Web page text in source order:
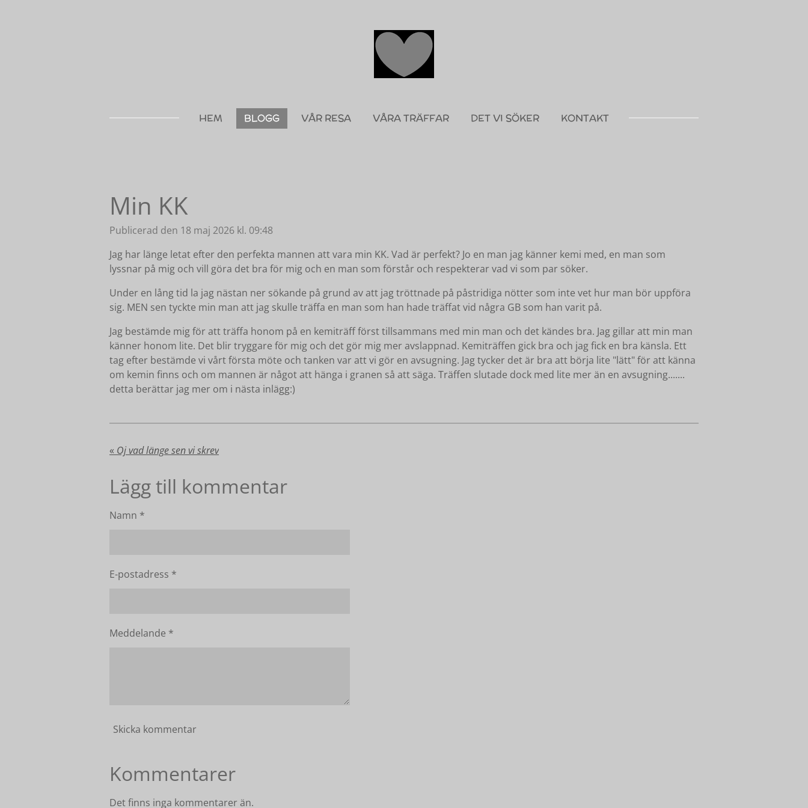
HEM BLOGG VÅR RESA VÅRA TRÄFFAR DET VI SÖKER KONTAKT
Min KK
Publicerad den 18 maj 2026 kl. 09:48
Jag har länge letat efter den perfekta mannen att vara min KK. Vad är perfekt? Jo en man jag känner kemi med, en man som
lyssnar på mig och vill göra det bra för mig och en man som förstår och respekterar vad vi som par söker.
Under en lång tid la jag nästan ner sökande på grund av att jag tröttnade på påstridiga nötter som inte vet hur man bör uppföra
sig. MEN sen tyckte min man att jag skulle träffa en man som han hade träffat vid några GB som han varit på.
Jag bestämde mig för att träffa honom på en kemiträff först tillsammans med min man och det kändes bra. Jag gillar att min man
känner honom lite. Det blir tryggare för mig och det gör mig mer avslappnad. Kemiträffen gick bra och jag fick en bra känsla. Ett
tag efter bestämde vi vårt första möte och tanken var att vi gör en avsugning. Jag tycker det är bra att börja lite "lätt" för att känna
om kemin finns och om mannen är något att hänga i granen så att säga. Träffen slutade dock med lite mer än en avsugning.......
detta berättar jag mer om i nästa inlägg:)
« Oj vad länge sen vi skrev
Lägg till kommentar
Namn *
E-postadress *
Meddelande *
Skicka kommentar
Kommentarer
Det finns inga kommentarer än.